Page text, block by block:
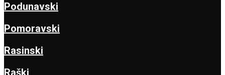
Podunavski
Pomoravski
Rasinski